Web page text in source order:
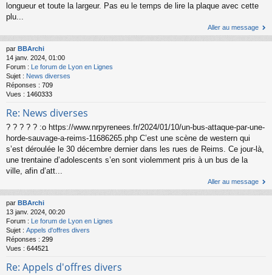
longueur et toute la largeur. Pas eu le temps de lire la plaque avec cette
plu...
Aller au message
par BBArchi
14 janv. 2024, 01:00
Forum : Le forum de Lyon en Lignes
Sujet : News diverses
Réponses : 709
Vues : 1460333
Re: News diverses
? ? ? ? ? :o https://www.nrpyrenees.fr/2024/01/10/un-bus-attaque-par-une-
horde-sauvage-a-reims-11686265.php C’est une scène de western qui
s’est déroulée le 30 décembre dernier dans les rues de Reims. Ce jour-là,
une trentaine d’adolescents s’en sont violemment pris à un bus de la
ville, afin d’att...
Aller au message
par BBArchi
13 janv. 2024, 00:20
Forum : Le forum de Lyon en Lignes
Sujet : Appels d'offres divers
Réponses : 299
Vues : 644521
Re: Appels d'offres divers